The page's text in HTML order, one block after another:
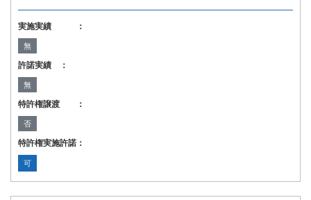
実施実績 ：
無
許諾実績 ：
無
特許権譲渡 ：
否
特許権実施許諾：
可